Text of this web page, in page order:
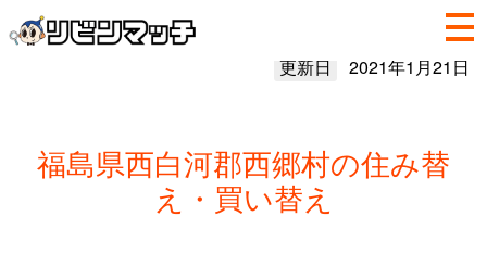
更新日 2021年1月21日
福島県西白河郡西郷村の住み替
え・買い替え